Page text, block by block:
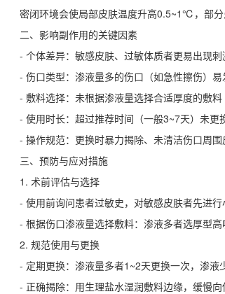
密闭环境会使局部皮肤温度升高0.5~1℃，部分
二、影响副作用的关键因素
- 个体差异：敏感皮肤、过敏体质者更易出现刺
- 伤口类型：渗液量多的伤口（如急性擦伤）易
- 敷料选择：未根据渗液量选择合适厚度的敷
- 使用时长：超过推荐时间（一般3~7天）未更
- 操作规范：更换时暴力揭除、未清洁伤口周围
三、预防与应对措施
1. 术前评估与选择
- 使用前询问患者过敏史，对敏感皮肤者先进行
- 根据伤口渗液量选择敷料：渗液多者选厚型高
2. 规范使用与更换
- 定期更换：渗液量多者1~2天更换一次，渗液
- 正确揭除：用生理盐水湿润敷料边缘，缓慢向